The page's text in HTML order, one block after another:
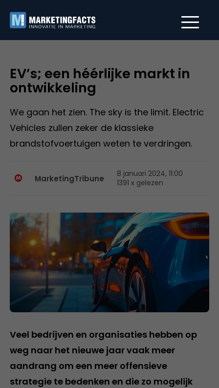
EV’s; een héérlijke markt in
ontwikkeling
We gaan het zien. The sky is the limit. Electric
Vehicles zullen zeker de klassieke
brandstofvoertuigen weten te verdringen.
MarketingTribune
8 januari 2024, 11:00
1391 x gelezen
Veel bedrijven en organisaties hebben op
weg naar het nieuwe jaar vaak meer
aandrang om een meer offensieve
strategie te bedenken en die zo mogelijk